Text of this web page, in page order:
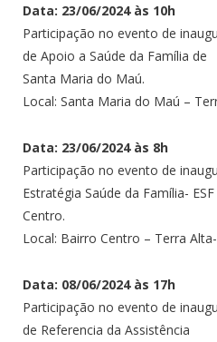
Data: 23/06/2024 às 10h
Participação no evento de
de Apoio a Saúde da Família de
Santa Maria do Maú.
Local: Santa Maria do Maú –
Data: 23/06/2024 às 8h
Participação no evento de
Estratégia Saúde da Família-
Centro.
Local: Bairro Centro – Terra
Data: 08/06/2024 às 17h
Participação no evento de
de Referencia da Assistência